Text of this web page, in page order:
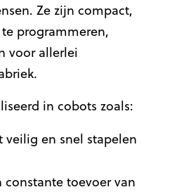
Ze zijn compact,
programmeren,
voor allerlei
in cobots zoals:
veilig en snel stapelen
constante toevoer van